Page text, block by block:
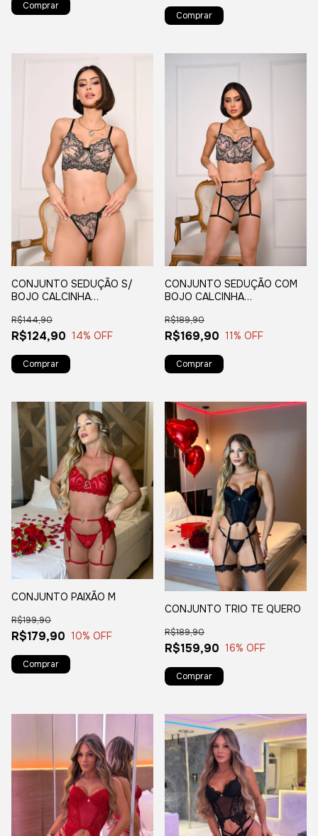
Comprar
Comprar
CONJUNTO SEDUÇÃO S/
BOJO CALCINHA
COM NUDE G
R$124,90
R$144,90
14% OFF
CONJUNTO SEDUÇÃO COM
BOJO CALCINHA
LIGA PERSONALIZÁVEL -
PRETO COM NUDE
R$169,90
R$189,90
11% OFF
Comprar
CONJUNTO PAIXÃO M
R$179,90
R$199,90
10% OFF
CONJUNTO TRIO TE QUERO
R$159,90
R$189,90
16% OFF
Comprar